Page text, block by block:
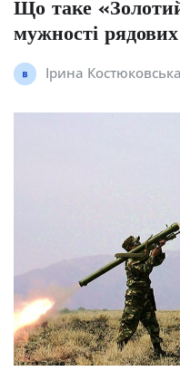
Що таке
мужності рядових
Ірина Костюковська